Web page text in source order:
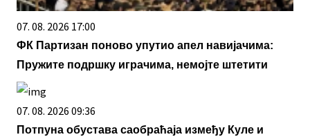
07. 08. 2026 17:00
ФК Партизан поново упутио апел навијачима:
Пружите подршку играчима, немојте штетити
07. 08. 2026 09:36
Потпуна обустава саобраћаја између Куле и